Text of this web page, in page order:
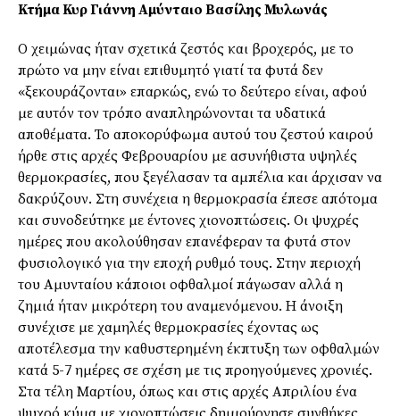
Κτήμα Κυρ Γιάννη Αμύνταιο Βασίλης Μυλωνάς
Ο χειμώνας ήταν σχετικά ζεστός και βροχερός, με το
πρώτο να μην είναι επιθυμητό γιατί τα φυτά δεν
«ξεκουράζονται» επαρκώς, ενώ το δεύτερο είναι, αφού
με αυτόν τον τρόπο αναπληρώνονται τα υδατικά
αποθέματα. Το αποκορύφωμα αυτού του ζεστού καιρού
ήρθε στις αρχές Φεβρουαρίου με ασυνήθιστα υψηλές
θερμοκρασίες, που ξεγέλασαν τα αμπέλια και άρχισαν να
δακρύζουν. Στη συνέχεια η θερμοκρασία έπεσε απότομα
και συνοδεύτηκε με έντονες χιονοπτώσεις. Οι ψυχρές
ημέρες που ακολούθησαν επανέφεραν τα φυτά στον
φυσιολογικό για την εποχή ρυθμό τους. Στην περιοχή
του Αμυνταίου κάποιοι οφθαλμοί πάγωσαν αλλά η
ζημιά ήταν μικρότερη του αναμενόμενου. Η άνοιξη
συνέχισε με χαμηλές θερμοκρασίες έχοντας ως
αποτέλεσμα την καθυστερημένη έκπτυξη των οφθαλμών
κατά 5-7 ημέρες σε σχέση με τις προηγούμενες χρονιές.
Στα τέλη Μαρτίου, όπως και στις αρχές Απριλίου ένα